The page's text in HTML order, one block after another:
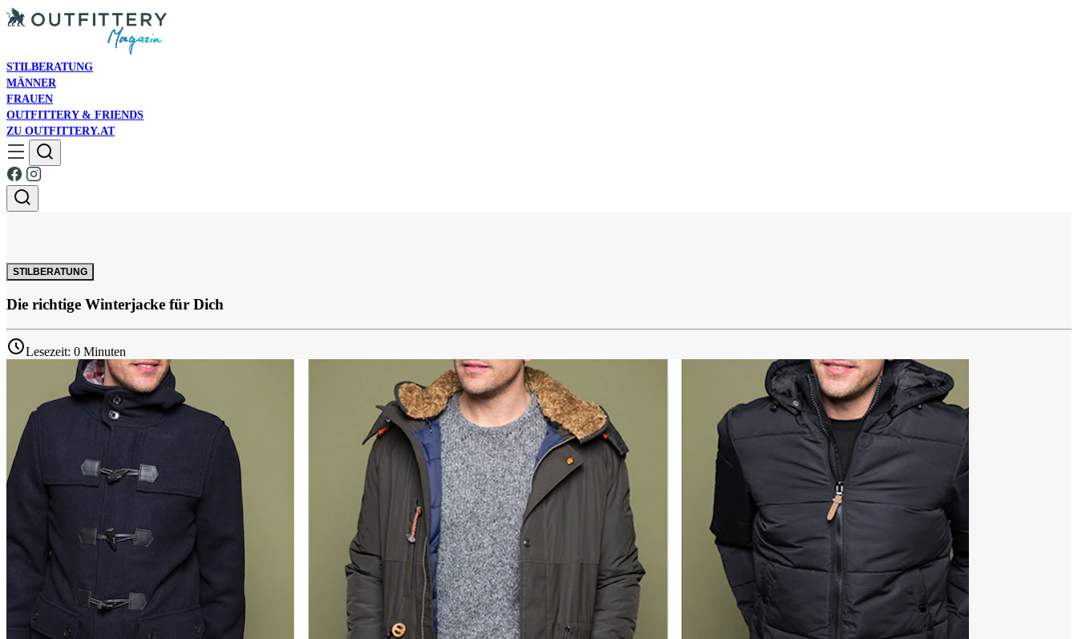
STILBERATUNG
MÄNNER
FRAUEN
OUTFITTERY & FRIENDS
ZU OUTFITTERY.AT
STILBERATUNG
Die richtige Winterjacke für Dich
Lesezeit: 0 Minuten